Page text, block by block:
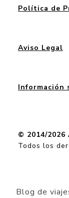
Política de
Aviso Legal
Información
© 2014/
Todos los
Blog de